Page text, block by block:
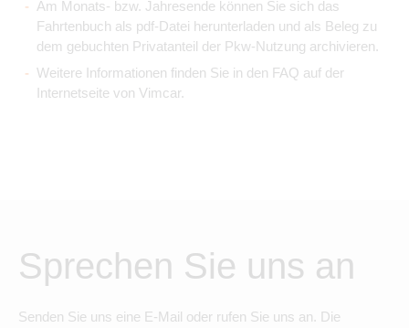
Am Monats- bzw. Jahresende können Sie sich das
Fahrtenbuch als pdf-Datei herunterladen und als Beleg zu
dem gebuchten Privatanteil der Pkw-Nutzung archivieren.
Weitere Informationen finden Sie in den FAQ auf der
Internetseite von Vimcar.
Sprechen Sie uns an
Senden Sie uns eine E-Mail oder rufen Sie uns an. Die